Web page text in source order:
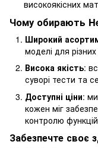
високоякісних
Чому обирають
Широкий
моделі для
Висока якість:
суворі тести та
Доступні ціни:
кожен міг
контролю
Забезпечте своє